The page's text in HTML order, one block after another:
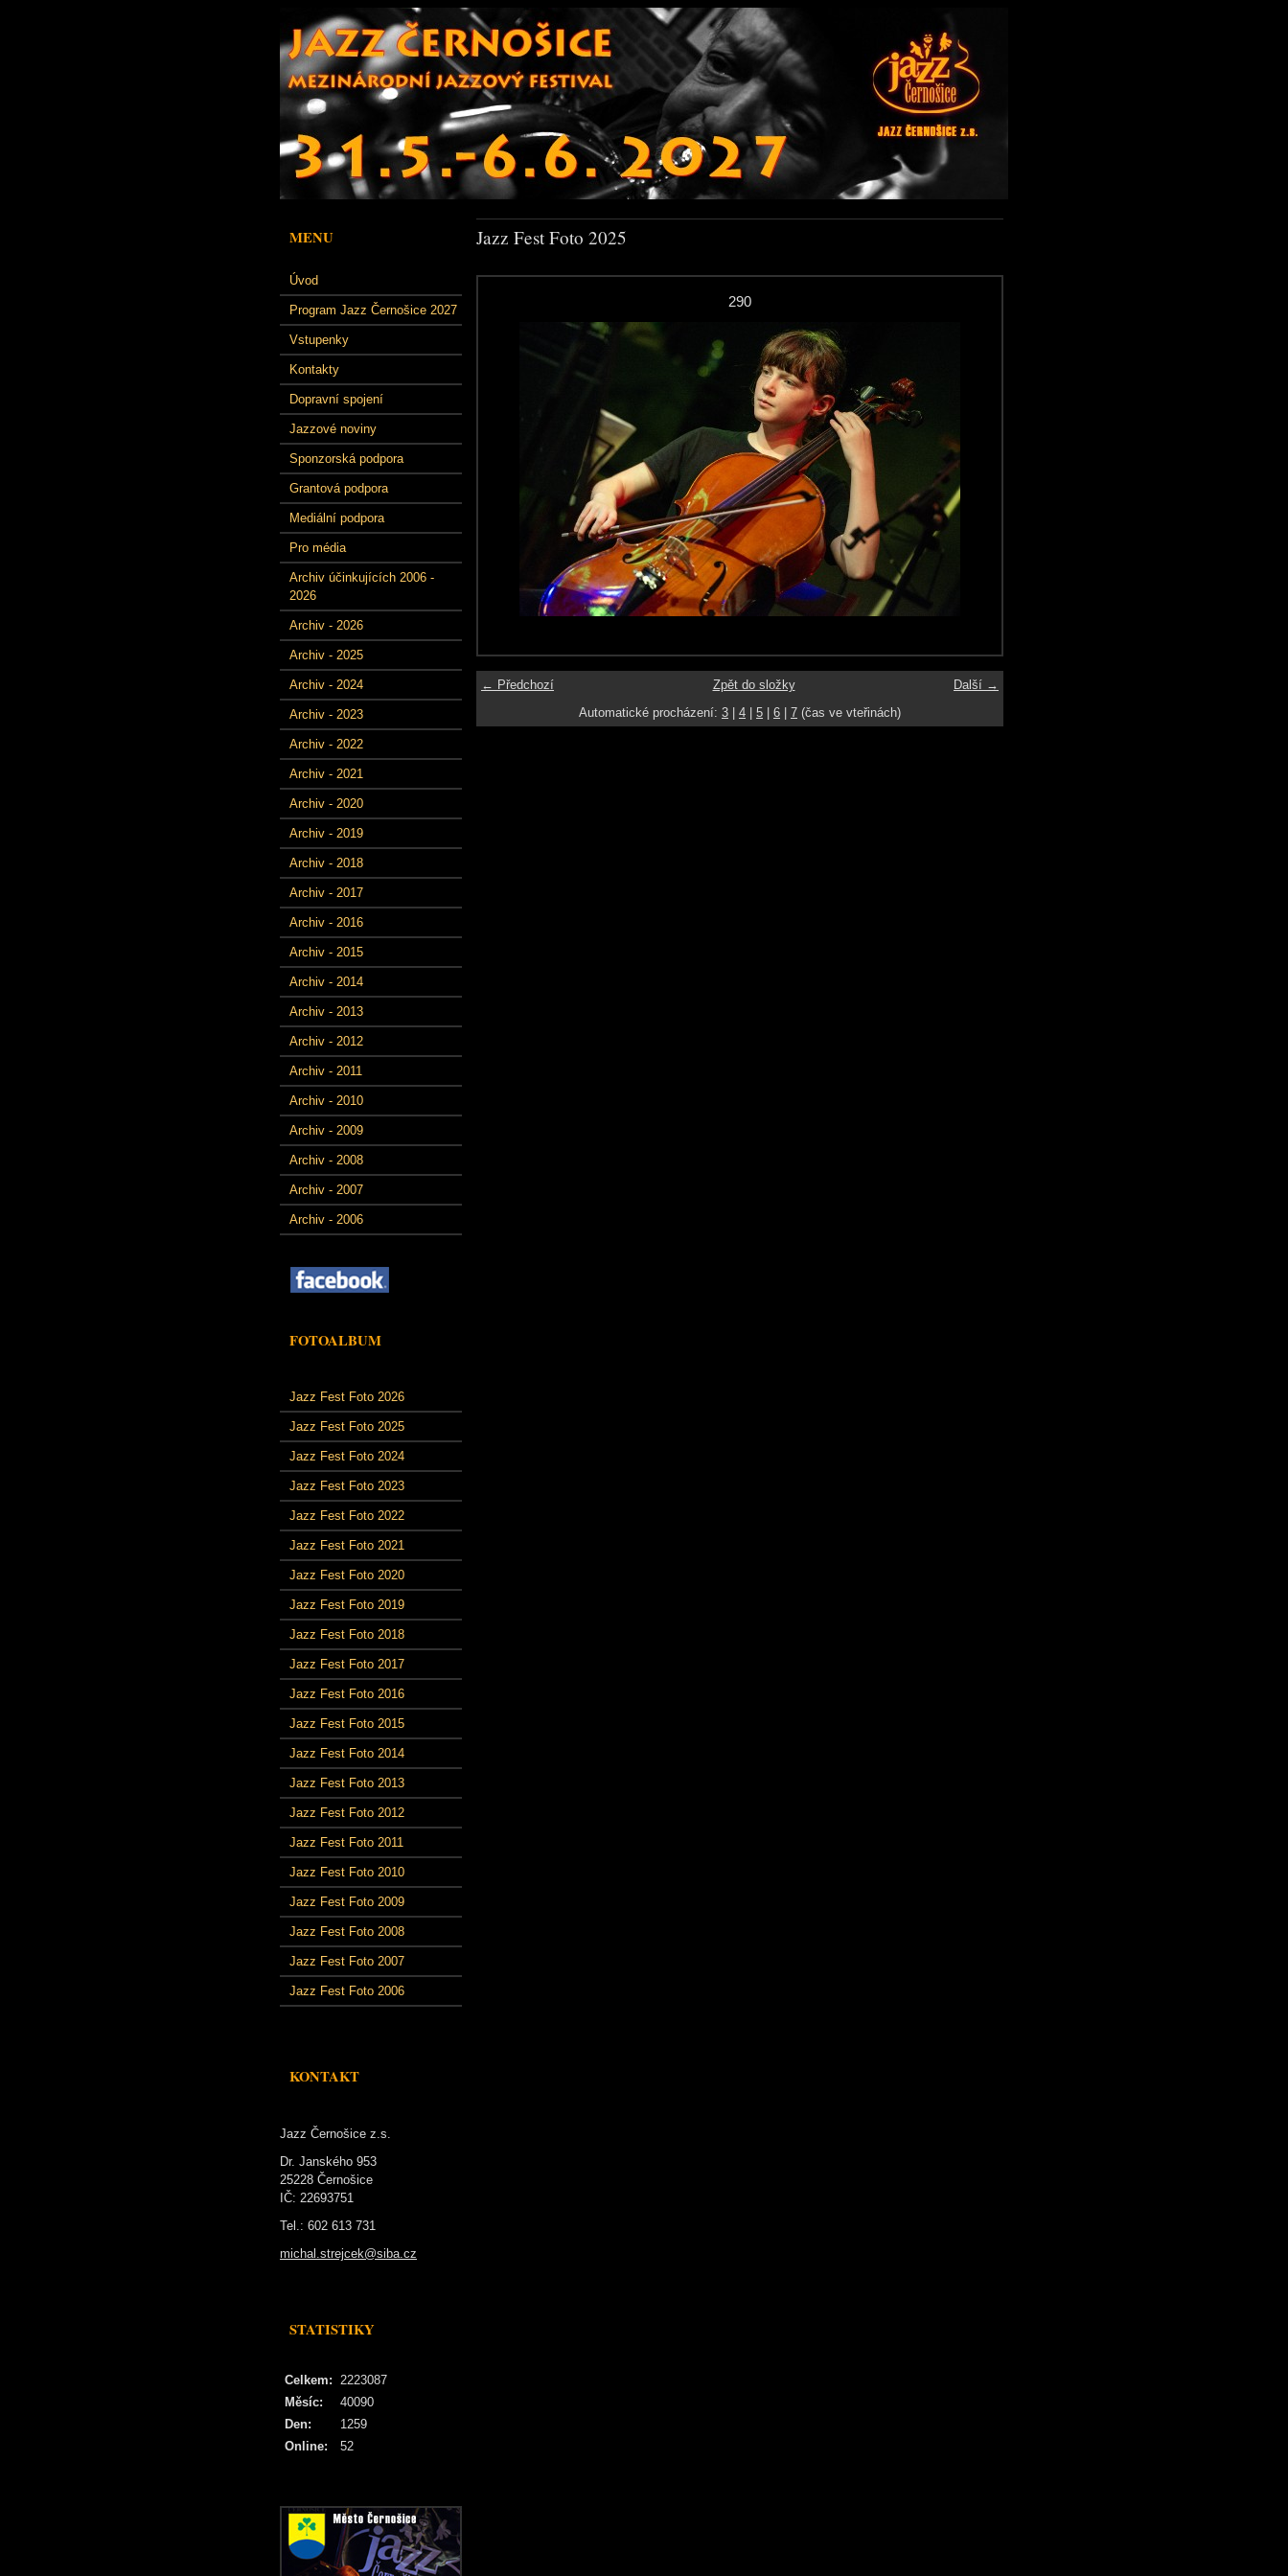
MENU
Úvod
Program Jazz Černošice 2027
Vstupenky
Kontakty
Dopravní spojení
Jazzové noviny
Sponzorská podpora
Grantová podpora
Mediální podpora
Pro média
Archiv účinkujících 2006 -
2026
Archiv - 2026
Archiv - 2025
Archiv - 2024
Archiv - 2023
Archiv - 2022
Archiv - 2021
Archiv - 2020
Archiv - 2019
Archiv - 2018
Archiv - 2017
Archiv - 2016
Archiv - 2015
Archiv - 2014
Archiv - 2013
Archiv - 2012
Archiv - 2011
Archiv - 2010
Archiv - 2009
Archiv - 2008
Archiv - 2007
Archiv - 2006
FOTOALBUM
Jazz Fest Foto 2026
Jazz Fest Foto 2025
Jazz Fest Foto 2024
Jazz Fest Foto 2023
Jazz Fest Foto 2022
Jazz Fest Foto 2021
Jazz Fest Foto 2020
Jazz Fest Foto 2019
Jazz Fest Foto 2018
Jazz Fest Foto 2017
Jazz Fest Foto 2016
Jazz Fest Foto 2015
Jazz Fest Foto 2014
Jazz Fest Foto 2013
Jazz Fest Foto 2012
Jazz Fest Foto 2011
Jazz Fest Foto 2010
Jazz Fest Foto 2009
Jazz Fest Foto 2008
Jazz Fest Foto 2007
Jazz Fest Foto 2006
KONTAKT
Jazz Černošice z.s.
Dr. Janského 953
25228 Černošice
IČ: 22693751
Tel.: 602 613 731
michal.strejcek@siba.cz
STATISTIKY
Online: 52
Celkem: 2223087
Měsíc:
40090
Den:
1259
Jazz Fest Foto 2025
290
← Předchozí Další →
Zpět do složky
Automatické procházení: 3 4 5 6 7 (čas ve vteřinách)